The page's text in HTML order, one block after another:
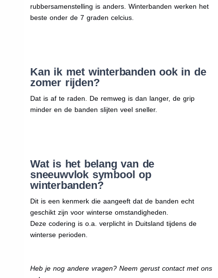
rubbersamenstelling is anders. Winterbanden werken het
beste onder de 7 graden celcius.
Kan ik met winterbanden ook in de
zomer rijden?
Dat is af te raden. De remweg is dan langer, de grip
minder en de banden slijten veel sneller.
Wat is het belang van de
sneeuwvlok symbool op
winterbanden?
Dit is een kenmerk die aangeeft dat de banden echt
geschikt zijn voor winterse omstandigheden.
Deze codering is o.a. verplicht in Duitsland tijdens de
winterse perioden.
Heb je nog andere vragen? Neem gerust contact met ons